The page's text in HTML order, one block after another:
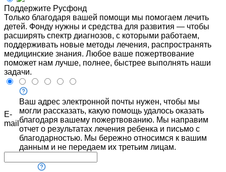
Поддержите Русфонд
Только благодаря вашей помощи мы помогаем лечить
детей. Фонду нужны и средства для развития — чтобы
расширять спектр диагнозов, с которыми работаем,
поддерживать новые методы лечения, распространять
медицинские знания. Любое ваше пожертвование
поможет нам лучше, полнее, быстрее выполнять наши
задачи.
E-
mail
Ваш адрес электронной почты нужен, чтобы мы
могли рассказать, какую помощь удалось оказать
благодаря вашему пожертвованию. Мы направим
отчет о результатах лечения ребенка и письмо с
благодарностью. Мы бережно относимся к вашим
данным и не передаем их третьим лицам.